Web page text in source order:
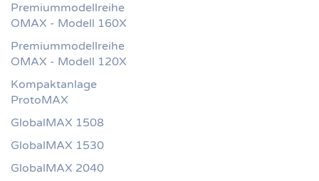
Premiummodellreihe
OMAX - Modell 160X
Premiummodellreihe
OMAX - Modell 120X
Kompaktanlage
ProtoMAX
GlobalMAX 1508
GlobalMAX 1530
GlobalMAX 2040